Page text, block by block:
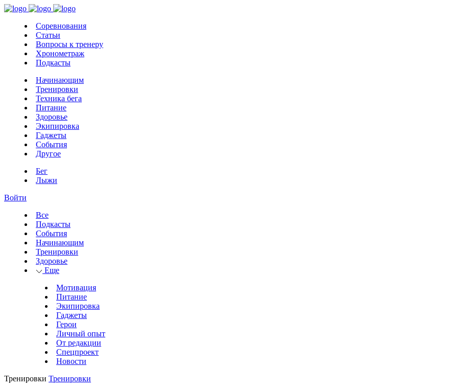
Соревнования
Статьи
Вопросы к тренеру
Хронометраж
Подкасты
Начинающим
Тренировки
Техника бега
Питание
Здоровье
Экипировка
Гаджеты
События
Другое
Бег
Лыжи
Войти
Все
Подкасты
События
Начинающим
Тренировки
Здоровье
Еще
Мотивация
Питание
Экипировка
Гаджеты
Герои
Личный опыт
От редакции
Спецпроект
Новости
Тренировки Тренировки